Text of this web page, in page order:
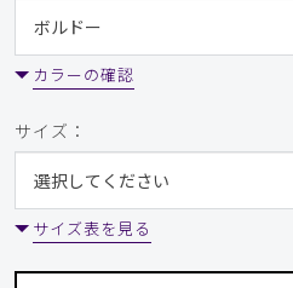
カラーの確認
サイズ：
サイズ表を見る